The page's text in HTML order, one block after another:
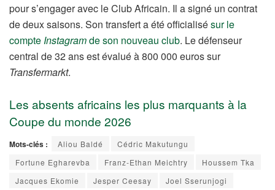
pour s’engager avec le Club Africain. Il a signé un contrat
de deux saisons. Son transfert a été officialisésur le
compteInstagramde son nouveau club. Le défenseur
central de 32 ans est évalué à 800 000 euros sur
Transfermarkt.
Les absents africains les plus marquants à la
Coupe du monde 2026
Mots-clés : Aliou Baldé
Cédric Makutungu
Fortune Egharevba
Franz-Ethan Meichtry
Houssem Tka
Jacques Ekomie
Jesper Ceesay
Joel Sserunjogi